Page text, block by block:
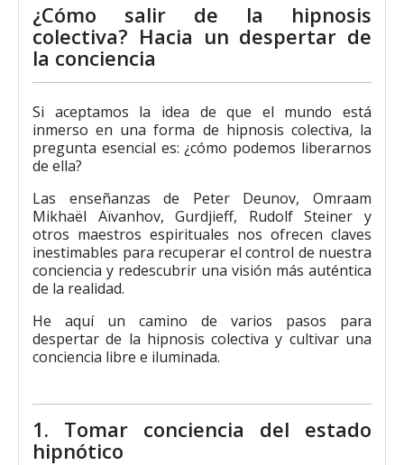
¿Cómo salir de la hipnosis
colectiva? Hacia un despertar de
la conciencia
Si aceptamos la idea de que el mundo está
inmerso en una forma de hipnosis colectiva, la
pregunta esencial es: ¿cómo podemos liberarnos
de ella?
Las enseñanzas de Peter Deunov, Omraam
Mikhaël Aïvanhov, Gurdjieff, Rudolf Steiner y
otros maestros espirituales nos ofrecen claves
inestimables para recuperar el control de nuestra
conciencia y redescubrir una visión más auténtica
de la realidad.
He aquí un camino de varios pasos para
despertar de la hipnosis colectiva y cultivar una
conciencia libre e iluminada.
1. Tomar conciencia del estado
hipnótico